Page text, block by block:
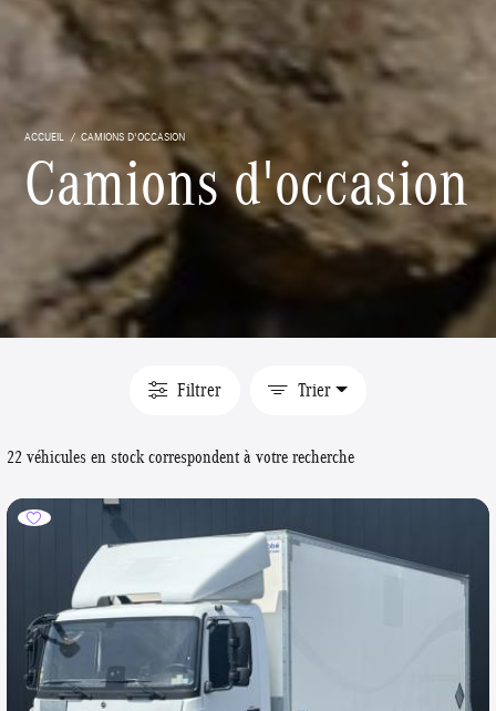
ACCUEIL CAMIONS D'OCCASION
Camions d'occasion
Filtrer Trier
22 véhicules en stock correspondent à votre recherche